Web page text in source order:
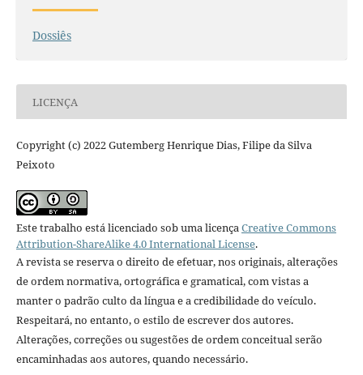
Dossiês
LICENÇA
Copyright (c) 2022 Gutemberg Henrique Dias, Filipe da Silva
Peixoto
Este trabalho está licenciado sob uma licençaCreative Commons
Attribution-ShareAlike 4.0 International License.
A revista se reserva o direito de efetuar, nos originais, alterações
de ordem normativa, ortográfica e gramatical, com vistas a
manter o padrão culto da língua e a credibilidade do veículo.
Respeitará, no entanto, o estilo de escrever dos autores.
Alterações, correções ou sugestões de ordem conceitual serão
encaminhadas aos autores, quando necessário.